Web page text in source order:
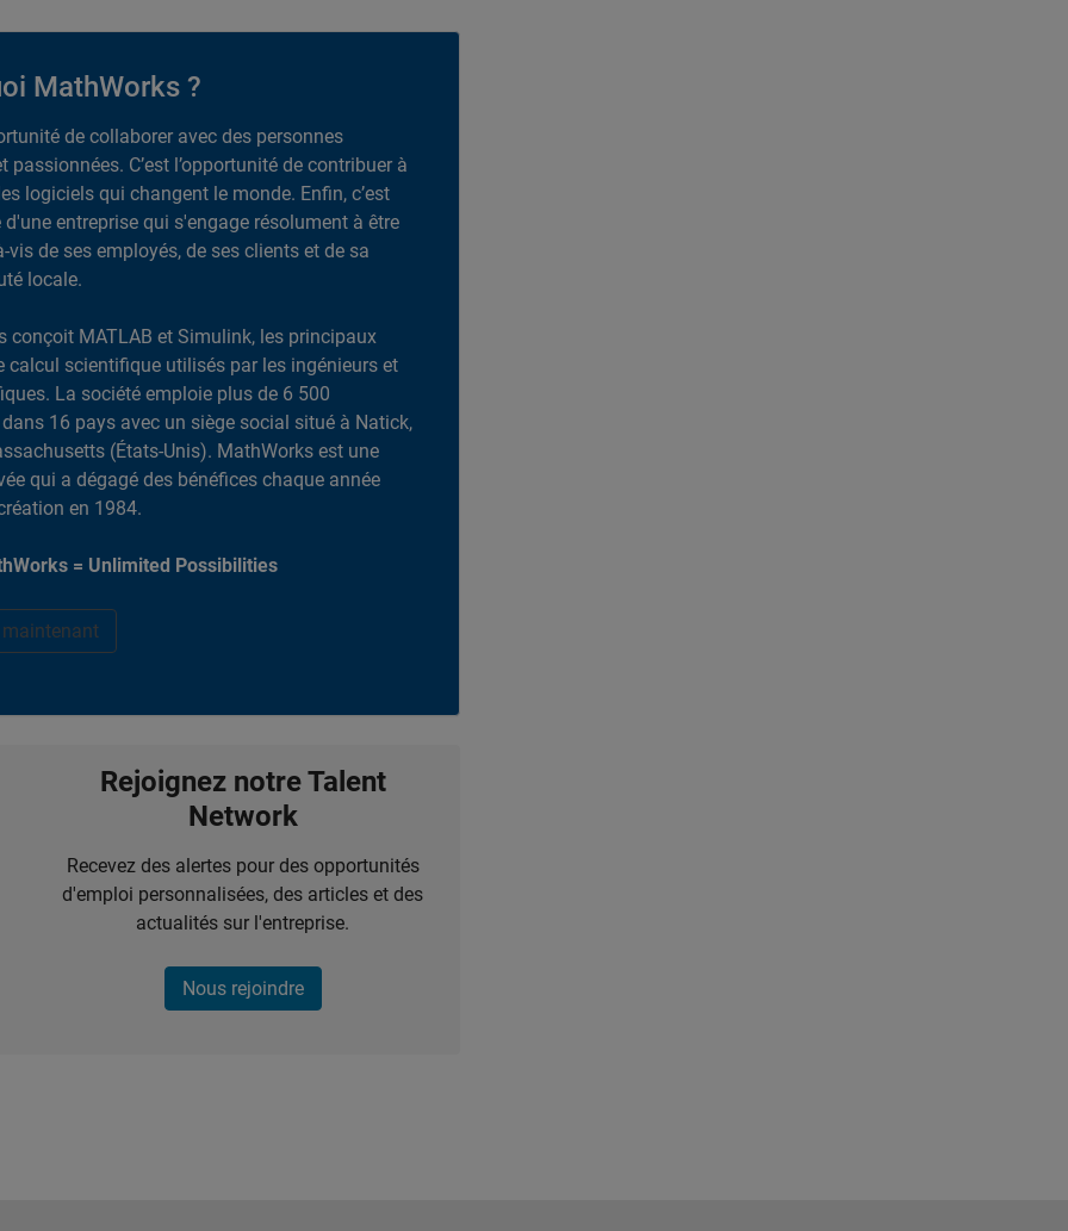
MathWorks ?
de collaborer avec des personnes
passionnées. C’est l’opportunité de contribuer à
logiciels qui changent le monde. Enfin, c’est
entreprise qui s'engage résolument à être
vis de ses employés, de ses clients et de sa
locale.
conçoit MATLAB et Simulink, les principaux
calcul scientifique utilisés par les ingénieurs et
La société emploie plus de 6 500
16 pays avec un siège social situé à Natick,
(États-Unis). MathWorks est une
qui a dégagé des bénéfices chaque année
en 1984.
= Unlimited Possibilities
Rejoignez notre Talent
Network
Recevez des alertes pour des opportunités
d'emploi personnalisées, des articles et des
actualités sur l'entreprise.
Nous rejoindre